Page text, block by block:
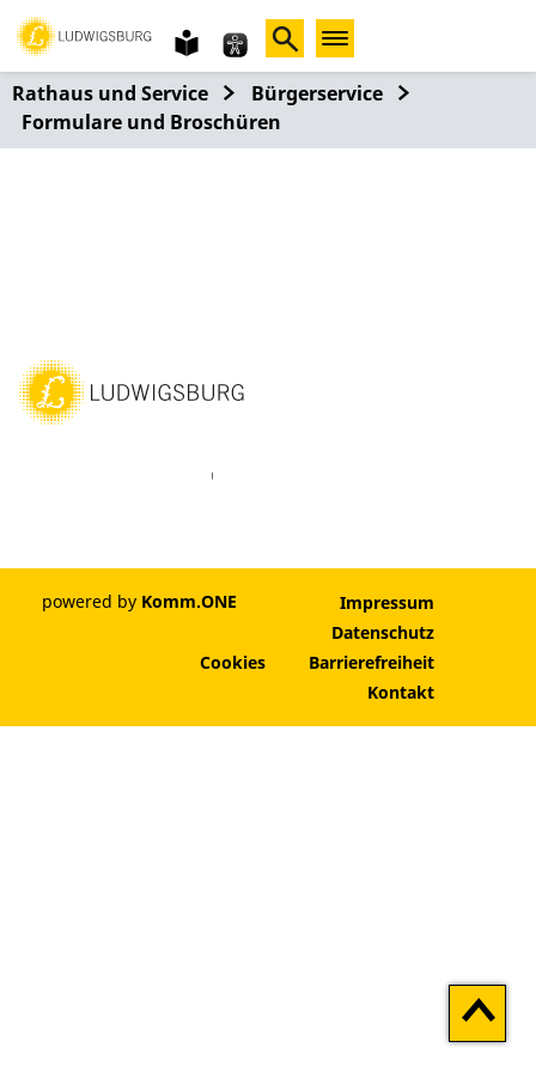
Gebärdensprache
leichte
Sprache
Rathaus und Service
Bürgerservice
Formulare und Broschüren
LinkedIn
powered by Komm.ONE
Impressum
Datenschutz
Cookies
Barrierefreiheit
Kontakt
Zum